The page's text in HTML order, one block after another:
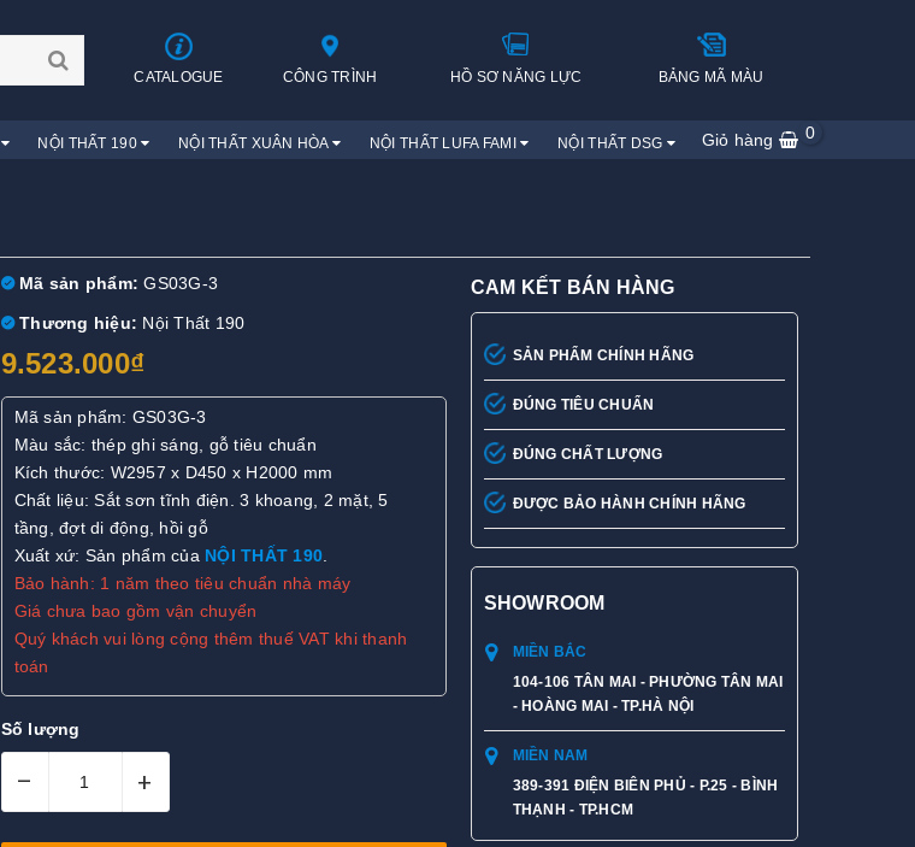
CATALOGUE CÔNG TRÌNH HỒ SƠ NĂNG LỰC BẢNG MÃ MÀU
NỘI THẤT 190 NỘI THẤT XUÂN HÒA NỘI THẤT LUFA FAMI NỘI THẤT DSG Giỏ hàng 0
Mã sản phẩm: GS03G-3
Thương hiệu: Nội Thất 190
9.523.000₫
Mã sản phẩm: GS03G-3
Màu sắc: thép ghi sáng, gỗ tiêu chuẩn
Kích thước: W2957 x D450 x H2000 mm
Chất liệu: Sắt sơn tĩnh điện. 3 khoang, 2 mặt, 5
tầng, đợt di động, hồi gỗ
Xuất xứ: Sản phẩm của NỘI THẤT 190.
Bảo hành: 1 năm theo tiêu chuẩn nhà máy
Giá chưa bao gồm vận chuyển
Quý khách vui lòng cộng thêm thuế VAT khi thanh
toán
Số lượng
– +
CAM KẾT BÁN HÀNG
SẢN PHẨM CHÍNH HÃNG
ĐÚNG TIÊU CHUẨN
ĐÚNG CHẤT LƯỢNG
ĐƯỢC BẢO HÀNH CHÍNH HÃNG
SHOWROOM
MIỀN BẮC
104-106 TÂN MAI - PHƯỜNG TÂN MAI
- HOÀNG MAI - TP.HÀ NỘI
MIỀN NAM
389-391 ĐIỆN BIÊN PHỦ - P.25 - BÌNH
THẠNH - TP.HCM